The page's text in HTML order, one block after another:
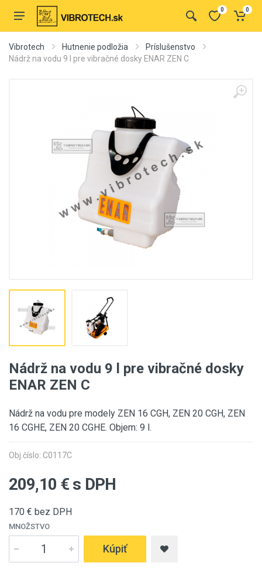
0 0
Vibrotech Hutnenie podložia
Príslušenstvo
Nádrž na vodu 9 l pre vibračné dosky ENAR ZEN C
Nádrž na vodu 9 l pre vibračné dosky
ENAR ZEN C
Nádrž na vodu pre modely ZEN 16 CGH, ZEN 20 CGH, ZEN
16 CGHE, ZEN 20 CGHE. Objem: 9 l.
Obj.číslo: C0117C
209,10 € s DPH
170 € bez DPH
MNOŽSTVO
Kúpiť